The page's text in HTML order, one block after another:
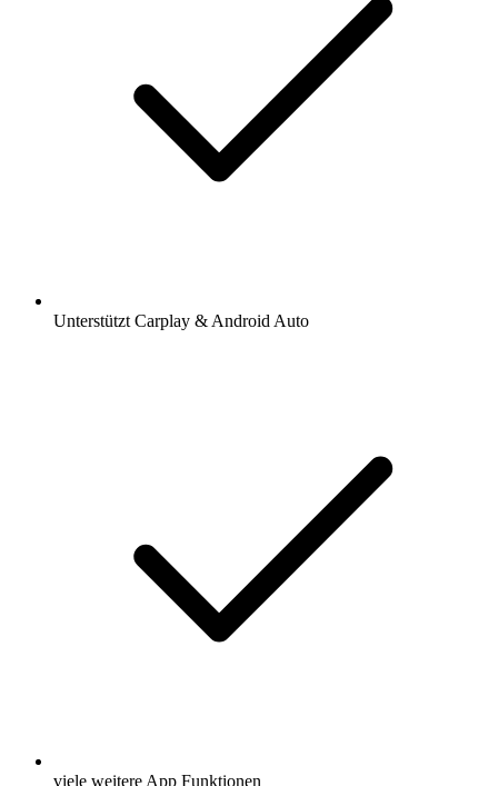
Unterstützt Carplay & Android Auto
viele weitere App Funktionen